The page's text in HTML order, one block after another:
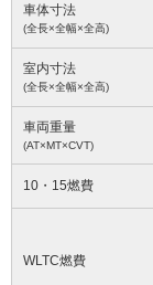
車体寸法
(全長×全幅×全高)
室内寸法
(全長×全幅×全高)
車両重量
(AT×MT×CVT)
10・15燃費
WLTC燃費